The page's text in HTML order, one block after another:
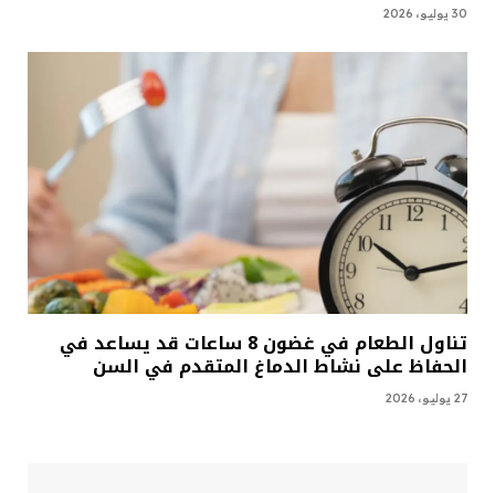
30 يوليو، 2026
تناول الطعام في غضون 8 ساعات قد يساعد في
الحفاظ على نشاط الدماغ المتقدم في السن
27 يوليو، 2026